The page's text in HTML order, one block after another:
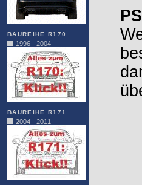
BAUREIHE R170
1996 - 2004
BAUREIHE R171
2004 - 2011